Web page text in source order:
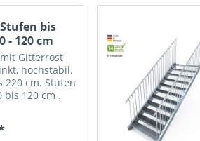
bis
- 120 cm
Gitterrost
hochstabil.
220 cm. Stufen
bis 120 cm .
nutzbarer...